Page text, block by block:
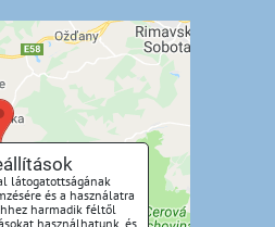
van az
által
betölteni?
egyszer
látogatottságának
és a használatra
harmadik féltől
használhatunk, és